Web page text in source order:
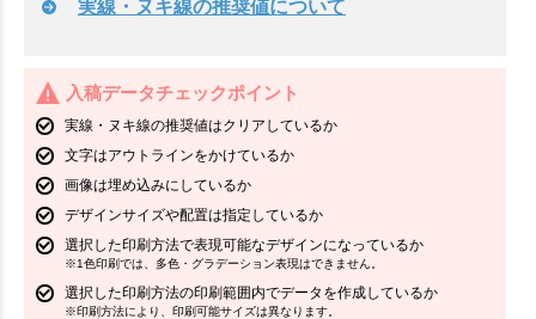
実線・ヌキ線の推奨値について
入稿データチェックポイント
実線・ヌキ線の推奨値はクリアしているか
文字はアウトラインをかけているか
画像は埋め込みにしているか
デザインサイズや配置は指定しているか
選択した印刷方法で表現可能なデザインになっているか
※1色印刷では、多色・グラデーション表現はできません。
選択した印刷方法の印刷範囲内でデータを作成しているか
※印刷方法により、印刷可能サイズは異なります。